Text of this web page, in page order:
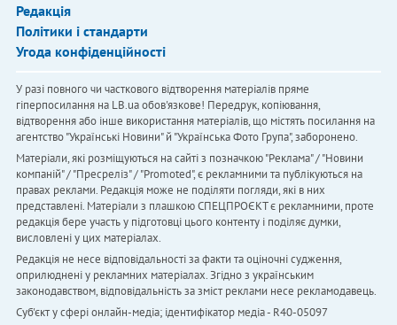
Редакція
Політики і стандарти
Угода конфіденційності
У разі повного чи часткового відтворення матеріалів пряме
гіперпосилання на LB.ua обов'язкове! Передрук, копіювання,
відтворення або інше використання матеріалів, що містять посилання на
агентство "Українськi Новини" й "Українська Фото Група", заборонено.
Матеріали, які розміщуються на сайті з позначкою "Реклама" / "Новини
компаній" / "Пресреліз" / "Promoted", є рекламними та публікуються на
правах реклами. Редакція може не поділяти погляди, які в них
представлені. Матеріали з плашкою СПЕЦПРОЄКТ є рекламними, проте
редакція бере участь у підготовці цього контенту і поділяє думки,
висловлені у цих матеріалах.
Редакція не несе відповідальності за факти та оціночні судження,
оприлюднені у рекламних матеріалах. Згідно з українським
законодавством, відповідальність за зміст реклами несе рекламодавець.
Cуб'єкт у сфері онлайн-медіа; ідентифікатор медіа - R40-05097